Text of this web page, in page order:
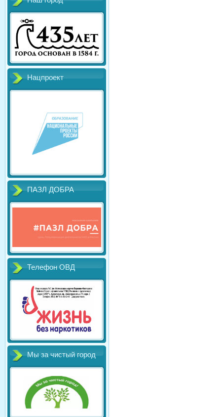
Нацпроект
ПАЗЛ ДОБРА
Телефон ОВД
Мы за чистый город